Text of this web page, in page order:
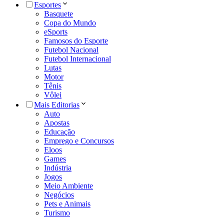
Esportes
Basquete
Copa do Mundo
eSports
Famosos do Esporte
Futebol Nacional
Futebol Internacional
Lutas
Motor
Tênis
Vôlei
Mais Editorias
Auto
Apostas
Educação
Emprego e Concursos
Eloos
Games
Indústria
Jogos
Meio Ambiente
Negócios
Pets e Animais
Turismo